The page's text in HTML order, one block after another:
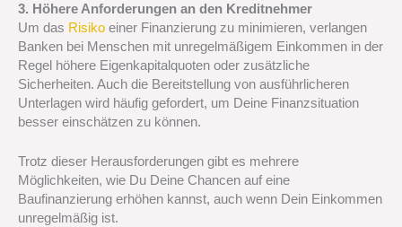
3. Höhere Anforderungen an den Kreditnehmer
Um das Risiko einer Finanzierung zu minimieren, verlangen
Banken bei Menschen mit unregelmäßigem Einkommen in der
Regel höhere Eigenkapitalquoten oder zusätzliche
Sicherheiten. Auch die Bereitstellung von ausführlicheren
Unterlagen wird häufig gefordert, um Deine Finanzsituation
besser einschätzen zu können.
Trotz dieser Herausforderungen gibt es mehrere
Möglichkeiten, wie Du Deine Chancen auf eine
Baufinanzierung erhöhen kannst, auch wenn Dein Einkommen
unregelmäßig ist.